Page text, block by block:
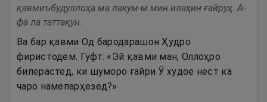
қавмиъбудуллоҳа ма лакум-м мин илаҳин ғайруҳ. А-
фа ла таттақун.
Ва бар қавми Од бародарашон Ҳудро
фиристодем. Гуфт: «Эй қавми ман, Оллоҳро
биперастед, ки шуморо ғайри Ӯ худое нест ка
чаро намепарҳезед?»